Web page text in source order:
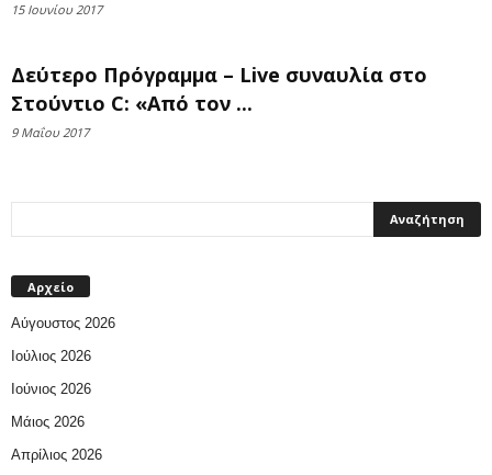
15 Ιουνίου 2017
Δεύτερο Πρόγραμμα – Live συναυλία στο
Στούντιο C: «Από τον ...
9 Μαΐου 2017
Αρχείο
Αύγουστος 2026
Ιούλιος 2026
Ιούνιος 2026
Μάιος 2026
Απρίλιος 2026